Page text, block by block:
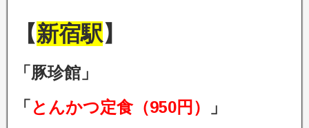
【新宿駅】
「豚珍館」
「 とんかつ定食（950円） 」